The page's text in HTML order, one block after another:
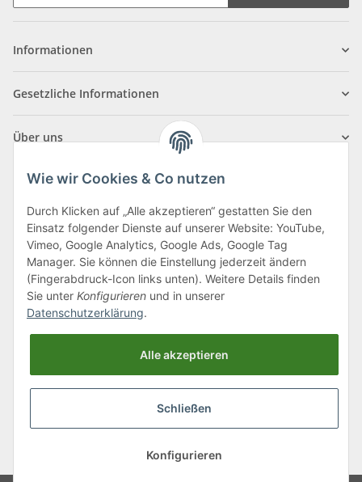
Informationen
Gesetzliche Informationen
Über uns
Klagenfurter Straße 29
9556 Liebenfels
Montag bis Donnerstag: 8:00 bis 16:30 Uhr
Freitag: 8:00 bis 12:00 Uhr
Tel.:0043 (0) 4262 50900
office@cncshop.at
* Alle Preise inkl. gesetzlicher USt., zzgl.Versand, zzgl.
Wie wir Cookies & Co nutzen
Durch Klicken auf „Alle akzeptieren“ gestatten Sie den
Einsatz folgender Dienste auf unserer Website: YouTube,
Vimeo, Google Analytics, Google Ads, Google Tag
Manager. Sie können die Einstellung jederzeit ändern
(Fingerabdruck-Icon links unten). Weitere Details finden
Sie unter Konfigurieren und in unserer
Datenschutzerklärung.
Alle akzeptieren
Schließen
Konfigurieren